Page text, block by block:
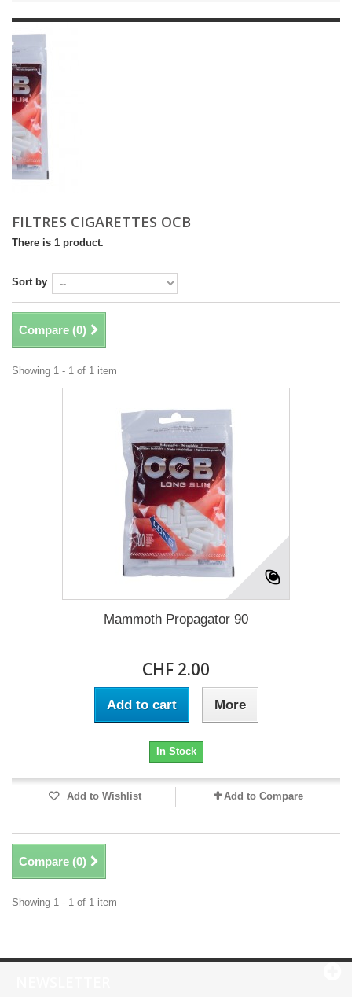
FILTRES CIGARETTES OCB
There is 1 product.
Sort by
Compare (0)
Showing 1 - 1 of 1 item
Mammoth Propagator 90
CHF 2.00
Add to cart More
In Stock
Add to Wishlist Add to Compare
Compare (0)
Showing 1 - 1 of 1 item